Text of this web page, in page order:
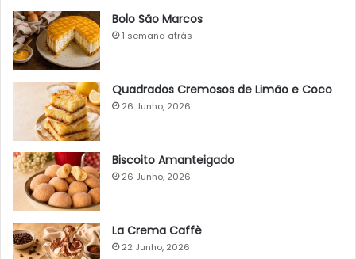
Bolo São Marcos
1 semana atrás
Quadrados Cremosos de Limão e Coco
26 Junho, 2026
Biscoito Amanteigado
26 Junho, 2026
La Crema Caffè
22 Junho, 2026